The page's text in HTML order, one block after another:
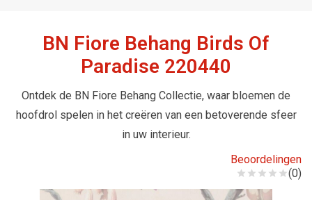
BN Fiore Behang Birds Of
Paradise 220440
Ontdek de BN Fiore Behang Collectie, waar bloemen de
hoofdrol spelen in het creëren van een betoverende sfeer
in uw interieur.
Beoordelingen
(0)